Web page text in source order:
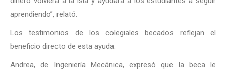
aprendiendo”, relató.
Los testimonios de los colegiales becados reflejan el
beneficio directo de esta ayuda.
Andrea, de Ingeniería Mecánica, expresó que la beca le